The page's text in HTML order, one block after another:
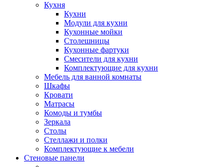
Кухня
Кухни
Модули для кухни
Кухонные мойки
Столешницы
Кухонные фартуки
Смесители для кухни
Комплектующие для кухни
Мебель для ванной комнаты
Шкафы
Кровати
Матрасы
Комоды и тумбы
Зеркала
Столы
Стеллажи и полки
Комплектующие к мебели
Стеновые панели